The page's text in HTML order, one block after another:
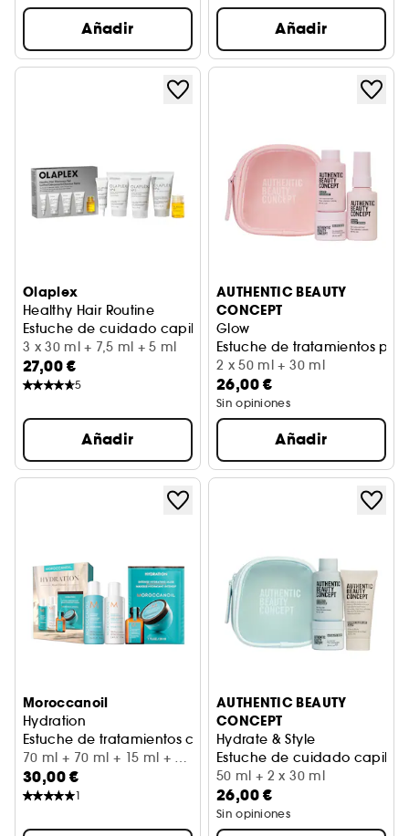
Añadir Añadir
Olaplex
Healthy Hair Routine
Estuche de cuidado capilar en formato mini
3 x 30 ml + 7,5 ml + 5 ml
27,00 €
5
Añadir
AUTHENTIC BEAUTY
CONCEPT
Glow
Estuche de tratamientos
2 x 50 ml + 30 ml
26,00 €
Sin opiniones
Añadir
Moroccanoil
Hydration
Estuche de tratamientos capilares hidratantes
70 ml + 70 ml + 15 ml + 30
ml
30,00 €
1
AUTHENTIC BEAUTY
CONCEPT
Hydrate & Style
Estuche de cuidado capilar
50 ml + 2 x 30 ml
26,00 €
Sin opiniones